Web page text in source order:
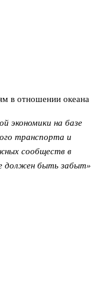
в отношении океана
экономики на базе
транспорта и
сообществ в
должен быть забыт»